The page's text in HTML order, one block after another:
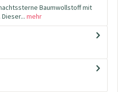
Baumwollstoff mit
mehr